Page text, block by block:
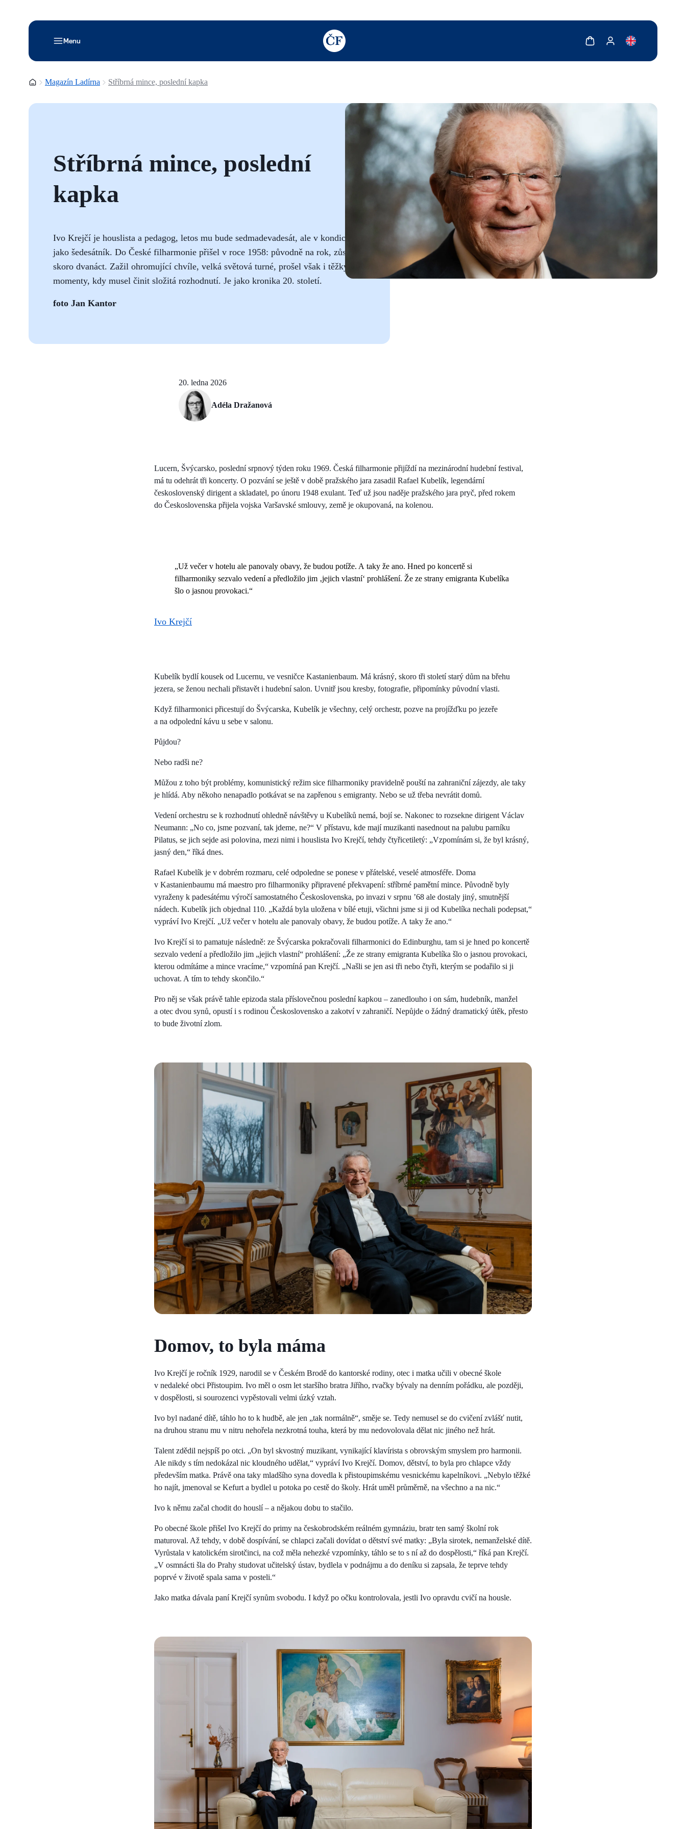
Menu
TODO: Add description for reader
Zobrazit košíkZobrazit můj účet
Domovská stránka
Magazín Ladírna Stříbrná mince, poslední kapka
Stříbrná mince, poslední
kapka
Ivo Krejčí je houslista a pedagog, letos mu bude sedmadevadesát, ale v kondici je
jako šedesátník. Do České filharmonie přišel v roce 1958: původně na rok, zůstal
skoro dvanáct. Zažil ohromující chvíle, velká světová turné, prošel však i těžkými
momenty, kdy musel činit složitá rozhodnutí. Je jako kronika 20. století.
foto Jan Kantor
20. ledna 2026
Adéla Dražanová
Lucern, Švýcarsko, poslední srpnový týden roku 1969. Česká filharmonie přijíždí na mezinárodní hudební festival,
má tu odehrát tři koncerty. O pozvání se ještě v době pražského jara zasadil Rafael Kubelík, legendární
československý dirigent a skladatel, po únoru 1948 exulant. Teď už jsou naděje pražského jara pryč, před rokem
do Československa přijela vojska Varšavské smlouvy, země je okupovaná, na kolenou.
„Už večer v hotelu ale panovaly obavy, že budou potíže. A taky že ano. Hned po koncertě si
filharmoniky sezvalo vedení a předložilo jim ‚jejich vlastní‘ prohlášení. Že ze strany emigranta Kubelíka
šlo o jasnou provokaci.“
Ivo Krejčí
Kubelík bydlí kousek od Lucernu, ve vesničce Kastanienbaum. Má krásný, skoro tři století starý dům na břehu
jezera, se ženou nechali přistavět i hudební salon. Uvnitř jsou kresby, fotografie, připomínky původní vlasti.
Když filharmonici přicestují do Švýcarska, Kubelík je všechny, celý orchestr, pozve na projížďku po jezeře
a na odpolední kávu u sebe v salonu.
Půjdou?
Nebo radši ne?
Můžou z toho být problémy, komunistický režim sice filharmoniky pravidelně pouští na zahraniční zájezdy, ale taky
je hlídá. Aby někoho nenapadlo potkávat se na zapřenou s emigranty. Nebo se už třeba nevrátit domů.
Vedení orchestru se k rozhodnutí ohledně návštěvy u Kubelíků nemá, bojí se. Nakonec to rozsekne dirigent Václav
Neumann: „No co, jsme pozvaní, tak jdeme, ne?“ V přístavu, kde mají muzikanti nasednout na palubu parníku
Pilatus, se jich sejde asi polovina, mezi nimi i houslista Ivo Krejčí, tehdy čtyřicetiletý: „Vzpomínám si, že byl krásný,
jasný den,“ říká dnes.
Rafael Kubelík je v dobrém rozmaru, celé odpoledne se ponese v přátelské, veselé atmosféře. Doma
v Kastanienbaumu má maestro pro filharmoniky připravené překvapení: stříbrné pamětní mince. Původně byly
vyraženy k padesátému výročí samostatného Československa, po invazi v srpnu ’68 ale dostaly jiný, smutnější
nádech. Kubelík jich objednal 110. „Každá byla uložena v bílé etuji, všichni jsme si ji od Kubelíka nechali podepsat,“
vypráví Ivo Krejčí. „Už večer v hotelu ale panovaly obavy, že budou potíže. A taky že ano.“
Ivo Krejčí si to pamatuje následně: ze Švýcarska pokračovali filharmonici do Edinburghu, tam si je hned po koncertě
sezvalo vedení a předložilo jim „jejich vlastní“ prohlášení: „Že ze strany emigranta Kubelíka šlo o jasnou provokaci,
kterou odmítáme a mince vracíme,“ vzpomíná pan Krejčí. „Našli se jen asi tři nebo čtyři, kterým se podařilo si ji
uchovat. A tím to tehdy skončilo.“
Pro něj se však právě tahle epizoda stala příslovečnou poslední kapkou – zanedlouho i on sám, hudebník, manžel
a otec dvou synů, opustí i s rodinou Československo a zakotví v zahraničí. Nepůjde o žádný dramatický útěk, přesto
to bude životní zlom.
Domov, to byla máma
Ivo Krejčí je ročník 1929, narodil se v Českém Brodě do kantorské rodiny, otec i matka učili v obecné škole
v nedaleké obci Přistoupim. Ivo měl o osm let staršího bratra Jiřího, rvačky bývaly na denním pořádku, ale později,
v dospělosti, si sourozenci vypěstovali velmi úzký vztah.
Ivo byl nadané dítě, táhlo ho to k hudbě, ale jen „tak normálně“, směje se. Tedy nemusel se do cvičení zvlášť nutit,
na druhou stranu mu v nitru nehořela nezkrotná touha, která by mu nedovolovala dělat nic jiného než hrát.
Talent zdědil nejspíš po otci. „On byl skvostný muzikant, vynikající klavírista s obrovským smyslem pro harmonii.
Ale nikdy s tím nedokázal nic kloudného udělat,“ vypráví Ivo Krejčí. Domov, dětství, to byla pro chlapce vždy
především matka. Právě ona taky mladšího syna dovedla k přistoupimskému vesnickému kapelníkovi. „Nebylo těžké
ho najít, jmenoval se Kefurt a bydlel u potoka po cestě do školy. Hrát uměl průměrně, na všechno a na nic.“
Ivo k němu začal chodit do houslí – a nějakou dobu to stačilo.
Po obecné škole přišel Ivo Krejčí do primy na českobrodském reálném gymnáziu, bratr ten samý školní rok
maturoval. Až tehdy, v době dospívání, se chlapci začali dovídat o dětství své matky: „Byla sirotek, nemanželské dítě.
Vyrůstala v katolickém sirotčinci, na což měla nehezké vzpomínky, táhlo se to s ní až do dospělosti,“ říká pan Krejčí.
„V osmnácti šla do Prahy studovat učitelský ústav, bydlela v podnájmu a do deníku si zapsala, že teprve tehdy
poprvé v životě spala sama v posteli.“
Jako matka dávala paní Krejčí synům svobodu. I když po očku kontrolovala, jestli Ivo opravdu cvičí na housle.